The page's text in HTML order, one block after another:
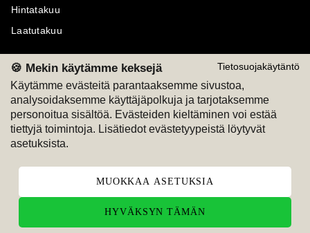
Tietosuojakäytäntö
🍪 Mekin käytämme keksejä
Käytämme evästeitä parantaaksemme sivustoa,
analysoidaksemme käyttäjäpolkuja ja tarjotaksemme
personoitua sisältöä. Evästeiden kieltäminen voi estää
tiettyjä toimintoja. Lisätiedot evästetyypeistä löytyvät
asetuksista.
MUOKKAA ASETUKSIA
HYVÄKSYN TÄMÄN
Hintatakuu
Laatutakuu
Maksutavat
M
Seuraa meitä